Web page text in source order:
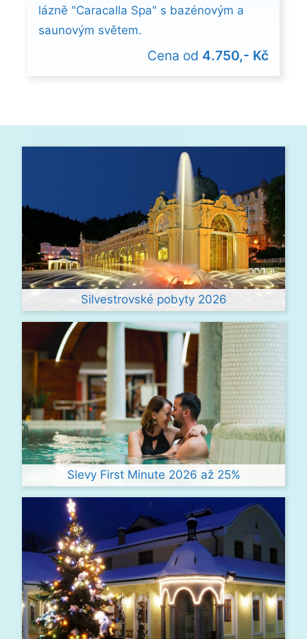
lázně "Caracalla Spa" s bazénovým a
saunovým světem.
Cena od 4.750,- Kč
Silvestrovské pobyty 2026
Slevy First Minute 2026 až 25%